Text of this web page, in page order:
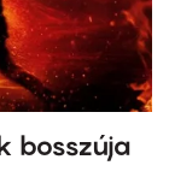
bosszúja